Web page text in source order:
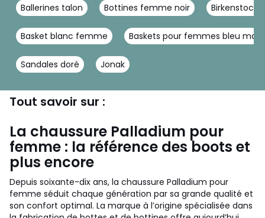
Ballerines talon Bottines femme noir Birkenstock
Basket blanc femme Baskets pour femmes bleu
Sandales doré Jonak
Tout savoir sur :
La chaussure Palladium pour
femme : la référence des boots et
plus encore
Depuis soixante-dix ans, la chaussure Palladium pour
femme séduit chaque génération par sa grande qualité et
son confort optimal. La marque à l’origine spécialisée dans